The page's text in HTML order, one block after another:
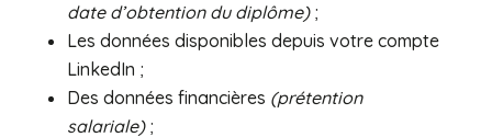
date d’obtention du diplôme);
Les données disponibles depuis votre compte
LinkedIn ;
Des données financières (prétention
salariale);